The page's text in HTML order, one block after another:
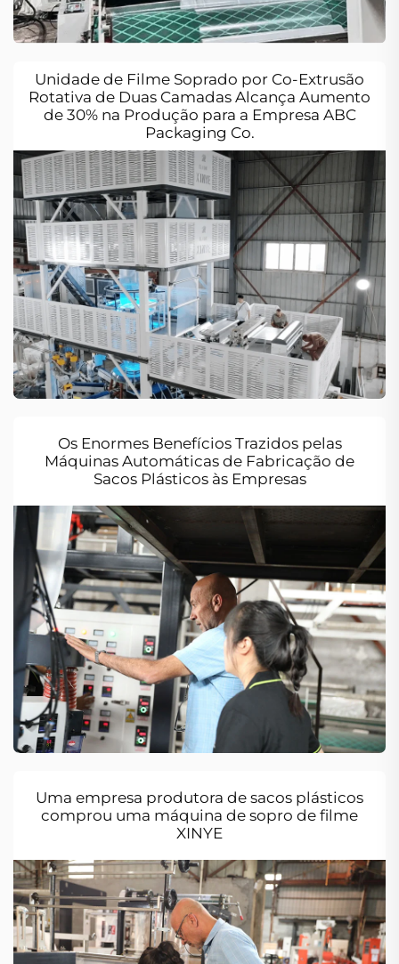
Unidade de Filme Soprado por Co-Extrusão
Rotativa de Duas Camadas Alcança Aumento
de 30% na Produção para a Empresa ABC
Packaging Co.
Os Enormes Benefícios Trazidos pelas
Máquinas Automáticas de Fabricação de
Sacos Plásticos às Empresas
Uma empresa produtora de sacos plásticos
comprou uma máquina de sopro de filme
XINYE